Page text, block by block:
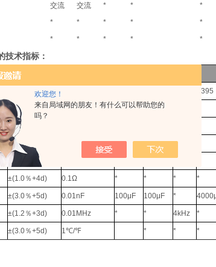
欢迎您！
来自局域网的朋友！有什么可以帮助您的
吗？
交流 交流 * *
*
* * * *
*
* * * * *
技术指标：
3395
±(2.5％+5d) 10mA * *
±(3.0％+4d)
±(0.8％+2d) 0.1mV * * *
±(1.0％+4d)
±(1.0％+4d) 0.1Ω * * * *
±(3.0％+5d) 0.01nF 100μF 100μF *
±(1.2％+3d) 0.01MHz * * 4kHz *
±(3.0％+5d) 1℃/℉ * * *